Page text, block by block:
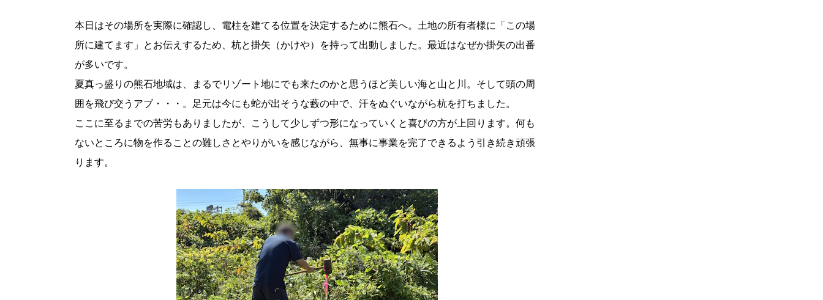
本日はその場所を実際に確認し、電柱を建てる位置を決定するために熊石へ。土地の所有者様に「この場
所に建てます」とお伝えするため、杭と掛矢（かけや）を持って出動しました。最近はなぜか掛矢の出番
が多いです。
夏真っ盛りの熊石地域は、まるでリゾート地にでも来たのかと思うほど美しい海と山と川。そして頭の周
囲を飛び交うアブ・・・。足元は今にも蛇が出そうな藪の中で、汗をぬぐいながら杭を打ちました。
ここに至るまでの苦労もありましたが、こうして少しずつ形になっていくと喜びの方が上回ります。何も
ないところに物を作ることの難しさとやりがいを感じながら、無事に事業を完了できるよう引き続き頑張
ります。